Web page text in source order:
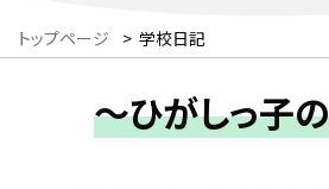
トップページ > 学校日記
～ひがしっ子